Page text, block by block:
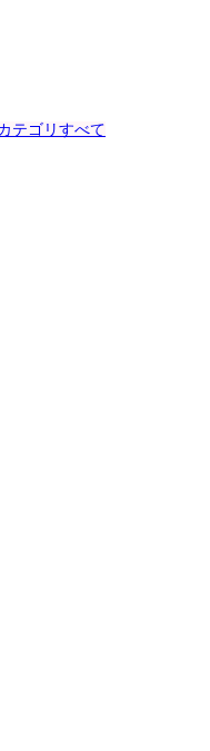
テゴリすべて